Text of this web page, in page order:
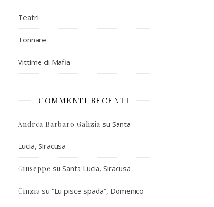
Teatri
Tonnare
Vittime di Mafia
COMMENTI RECENTI
Andrea Barbaro Galizia su Santa
Lucia, Siracusa
Giuseppe su Santa Lucia, Siracusa
Cinzia su “Lu pisce spada”, Domenico